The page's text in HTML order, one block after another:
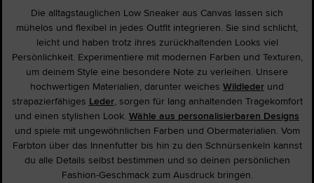
Die alltagstauglichen Low Sneaker aus Canvas lassen sich
mühelos und flexibel in jedes Outfit integrieren. Sie sind schlicht,
leicht und haben trotz ihres zurückhaltenden Looks viel
Persönlichkeit. Experimentiere mit modernen Farben und Texturen,
um deinem Style eine besondere Note zu verleihen. Unsere
hochwertigen Materialien, darunter weiches Wildleder und
strapazierfähiges Leder, sorgen für lang anhaltenden Tragekomfort
und einen stylishen Look. Wähle aus personalisierbaren Designs
und spiele mit ungewöhnlichen Farben und Obermaterialien. Vom
Farbton über das Innenfutter bis hin zu den Schnürsenkeln kannst
du alle Details selbst bestimmen und so deinen persönlichen
Fashion-Geschmack zum Ausdruck bringen.